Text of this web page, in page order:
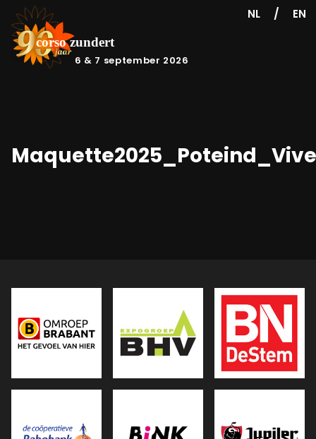
6 & 7 september 2026
NL / EN